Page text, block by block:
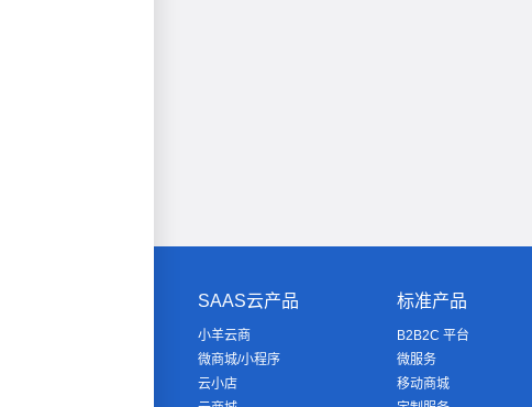
SAAS云产品
小羊云商
微商城/小程序
云小店
标准产品
B2B2C 平台
微服务
移动商城